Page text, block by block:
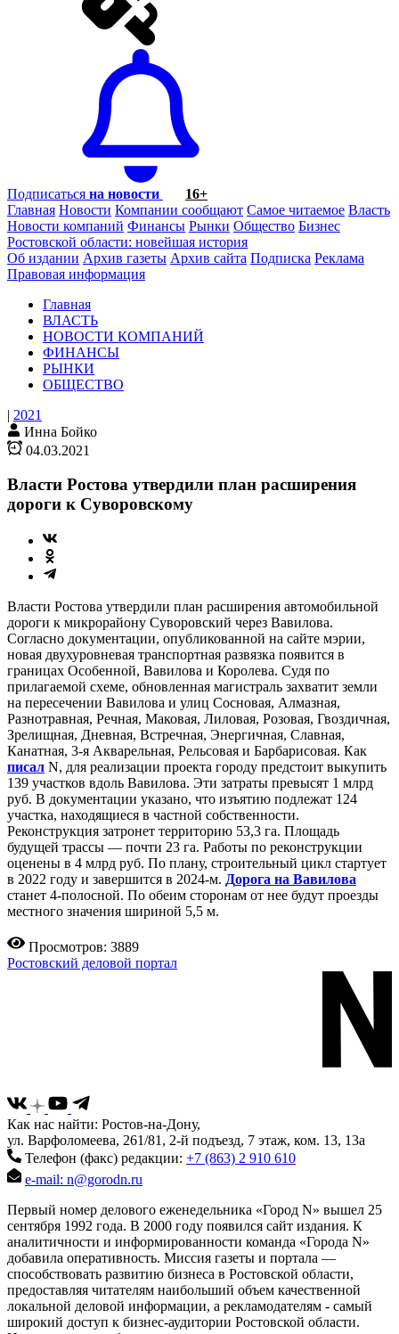
Подписаться на новости
16+
Главная Новости Компании сообщают Самое читаемое Власть
Новости компаний Финансы Рынки Общество Бизнес
Ростовской области: новейшая история
Об издании Архив газеты Архив сайта Подписка Реклама
Правовая информация
Главная
ВЛАСТЬ
НОВОСТИ КОМПАНИЙ
ФИНАНСЫ
РЫНКИ
ОБЩЕСТВО
| 2021
Инна Бойко
04.03.2021
Власти Ростова утвердили план расширения
дороги к Суворовскому
Власти Ростова утвердили план расширения автомобильной
дороги к микрорайону Суворовский через Вавилова.
Согласно документации, опубликованной на сайте мэрии,
новая двухуровневая транспортная развязка появится в
границах Особенной, Вавилова и Королева. Судя по
прилагаемой схеме, обновленная магистраль захватит земли
на пересечении Вавилова и улиц Сосновая, Алмазная,
Разнотравная, Речная, Маковая, Лиловая, Розовая, Гвоздичная,
Зрелищная, Дневная, Встречная, Энергичная, Славная,
Канатная, 3-я Акварельная, Рельсовая и Барбарисовая. Как
писал N, для реализации проекта городу предстоит выкупить
139 участков вдоль Вавилова. Эти затраты превысят 1 млрд
руб. В документации указано, что изъятию подлежат 124
участка, находящиеся в частной собственности.
Реконструкция затронет территорию 53,3 га. Площадь
будущей трассы — почти 23 га. Работы по реконструкции
оценены в 4 млрд руб. По плану, строительный цикл стартует
в 2022 году и завершится в 2024-м. Дорога на Вавилова
станет 4-полосной. По обеим сторонам от нее будут проезды
местного значения шириной 5,5 м.
Просмотров: 3889
Ростовский деловой портал
Как нас найти: Ростов-на-Дону,
ул. Варфоломеева, 261/81, 2-й подъезд, 7 этаж, ком. 13, 13а
Телефон (факс) редакции: +7 (863) 2 910 610
e-mail: n@gorodn.ru
Первый номер делового еженедельника «Город N» вышел 25
сентября 1992 года. В 2000 году появился сайт издания. К
аналитичности и информированности команда «Города N»
добавила оперативность. Миссия газеты и портала —
способствовать развитию бизнеса в Ростовской области,
предоставляя читателям наибольший объем качественной
локальной деловой информации, а рекламодателям - самый
широкий доступ к бизнес-аудитории Ростовской области.